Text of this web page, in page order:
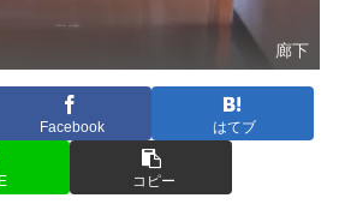
廊下
Facebook はてブ
コピー